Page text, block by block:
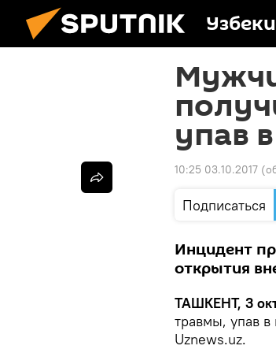
упав
10:25 03.10.2017
Подписаться
Инцидент
открытия
ТАШКЕНТ, 3
травмы, упав в
Uznews.uz.